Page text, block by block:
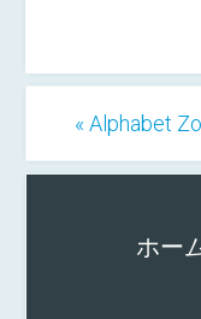
« Alphabet
ホー